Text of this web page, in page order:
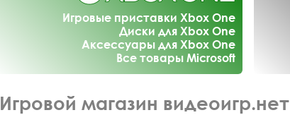
Игровые приставки Xbox One
Диски для Xbox One
Аксессуары для Xbox One
Все товары Microsoft
Игровой магазин видеоигр.нет